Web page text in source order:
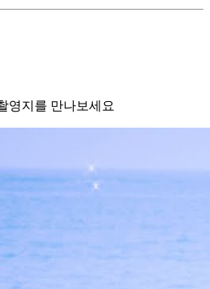
영지를 만나보세요